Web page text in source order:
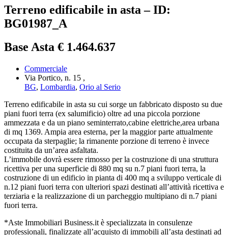
Terreno edificabile in asta – ID:
BG01987_A
Base Asta € 1.464.637
Commerciale
Via Portico, n. 15 ,
BG, Lombardia, Orio al Serio
Terreno edificabile in asta su cui sorge un fabbricato disposto su due
piani fuori terra (ex salumificio) oltre ad una piccola porzione
ammezzata e da un piano seminterrato,cabine elettriche,area urbana
di mq 1369. Ampia area esterna, per la maggior parte attualmente
occupata da sterpaglie; la rimanente porzione di terreno è invece
costituita da un’area asfaltata.
L’immobile dovrà essere rimosso per la costruzione di una struttura
ricettiva per una superficie di 880 mq su n.7 piani fuori terra, la
costruzione di un edificio in pianta di 400 mq a sviluppo verticale di
n.12 piani fuori terra con ulteriori spazi destinati all’attività ricettiva e
terziaria e la realizzazione di un parcheggio multipiano di n.7 piani
fuori terra.
*Aste Immobiliari Business.it è specializzata in consulenze
professionali, finalizzate all’acquisto di immobili all’asta destinati ad